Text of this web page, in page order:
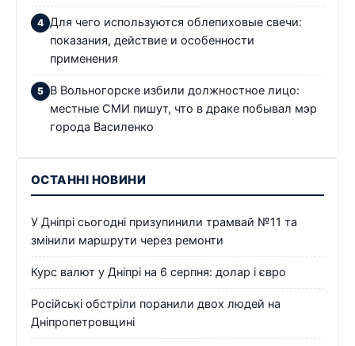
Для чего используются облепиховые свечи:
показания, действие и особенности
применения
В Вольногорске избили должностное лицо:
местные СМИ пишут, что в драке побывал мэр
города Василенко
ОСТАННІ НОВИНИ
У Дніпрі сьогодні призупинили трамвай №11 та
змінили маршрути через ремонти
Курс валют у Дніпрі на 6 серпня: долар і євро
Російські обстріли поранили двох людей на
Дніпропетровщині